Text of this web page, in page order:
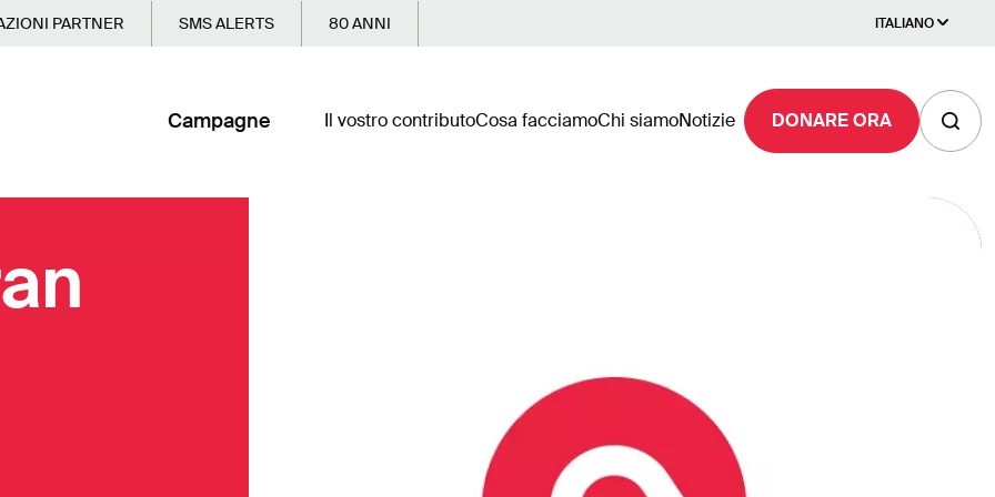
PARTNER SMS ALERTS 80 ANNI ITALIANO
Campagne Il vostro contributoCosa facciamoChi siamoNotizie DONARE ORA